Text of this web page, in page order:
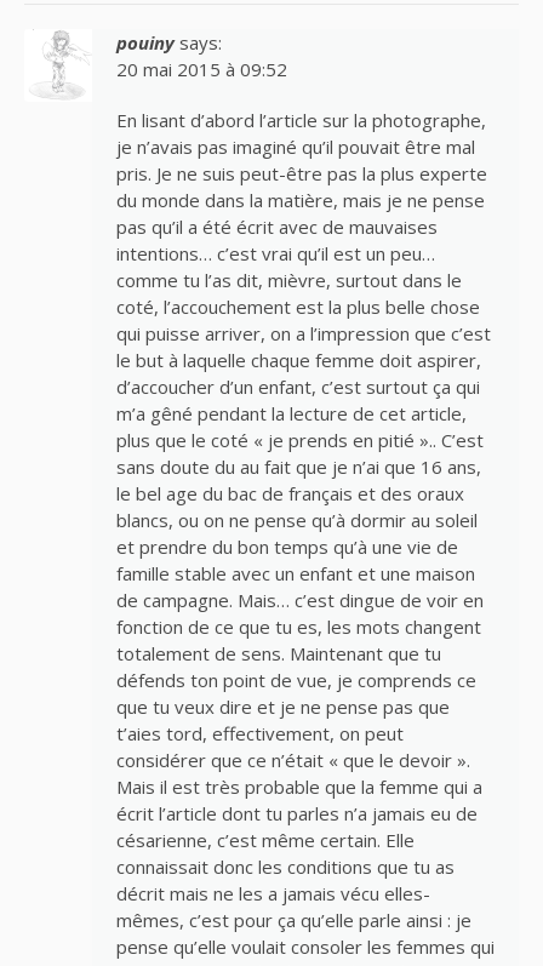
pouiny says:
20 mai 2015 à 09:52
En lisant d’abord l’article sur la photographe,
je n’avais pas imaginé qu’il pouvait être mal
pris. Je ne suis peut-être pas la plus experte
du monde dans la matière, mais je ne pense
pas qu’il a été écrit avec de mauvaises
intentions… c’est vrai qu’il est un peu…
comme tu l’as dit, mièvre, surtout dans le
coté, l’accouchement est la plus belle chose
qui puisse arriver, on a l’impression que c’est
le but à laquelle chaque femme doit aspirer,
d’accoucher d’un enfant, c’est surtout ça qui
m’a gêné pendant la lecture de cet article,
plus que le coté « je prends en pitié ».. C’est
sans doute du au fait que je n’ai que 16 ans,
le bel age du bac de français et des oraux
blancs, ou on ne pense qu’à dormir au soleil
et prendre du bon temps qu’à une vie de
famille stable avec un enfant et une maison
de campagne. Mais… c’est dingue de voir en
fonction de ce que tu es, les mots changent
totalement de sens. Maintenant que tu
défends ton point de vue, je comprends ce
que tu veux dire et je ne pense pas que
t’aies tord, effectivement, on peut
considérer que ce n’était « que le devoir ».
Mais il est très probable que la femme qui a
écrit l’article dont tu parles n’a jamais eu de
césarienne, c’est même certain. Elle
connaissait donc les conditions que tu as
décrit mais ne les a jamais vécu elles-
mêmes, c’est pour ça qu’elle parle ainsi : je
pense qu’elle voulait consoler les femmes qui